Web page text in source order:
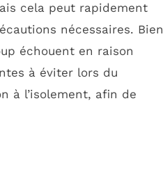
cela peut rapidement
nécessaires. Bien
échouent en raison
à éviter lors du
à l’isolement, afin de